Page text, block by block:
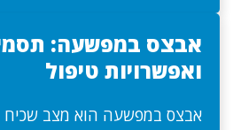
אבצס במפשעה:
ואפשרויות טיפול
אבצס במפשעה הוא מצב שכיח